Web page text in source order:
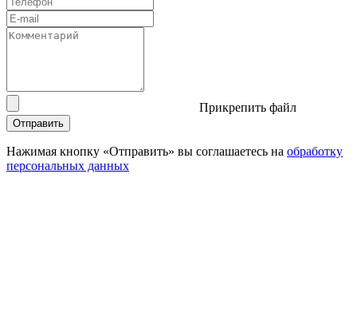
Прикрепить файл
Отправить
Нажимая кнопку «Отправить» вы соглашаетесь на обработку
персональных данных